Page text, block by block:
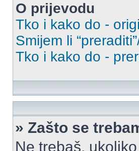
O prijevodu
Tko i kako do -
Smijem li
Tko i kako do -
» Zašto se
Ne trebaš,